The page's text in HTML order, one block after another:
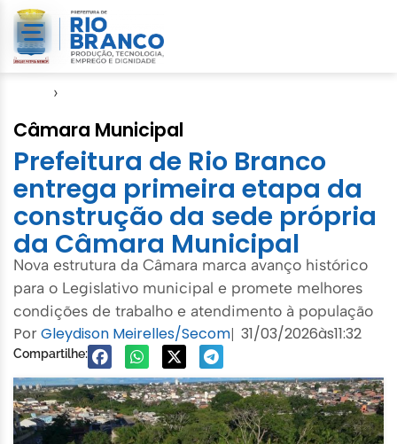
›
Câmara Municipal
Prefeitura de Rio Branco
entrega primeira etapa da
construção da sede própria
da Câmara Municipal
Nova estrutura da Câmara marca avanço histórico
para o Legislativo municipal e promete melhores
condições de trabalho e atendimento à população
PorGleydison Meirelles/Secom| 31/03/2026às11:32
Compartilhe: